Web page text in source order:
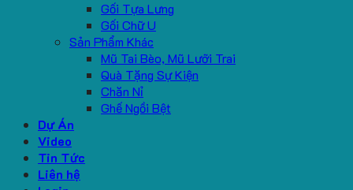
Gối Tựa Lưng
Gối Chữ U
Sản Phẩm Khác
Mũ Tai Bèo, Mũ Lưỡi Trai
Quà Tặng Sự Kiện
Chăn Nỉ
Ghế Ngồi Bệt
Dự Án
Video
Tin Tức
Liên hệ